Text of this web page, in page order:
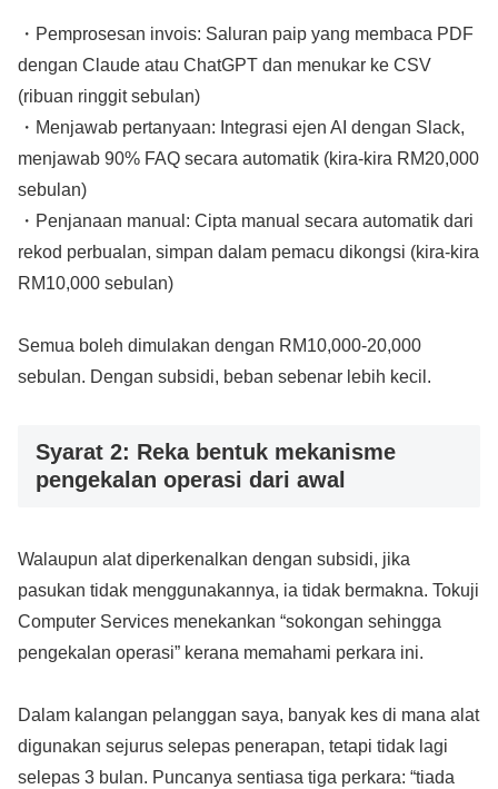
・Pemprosesan invois: Saluran paip yang membaca PDF
dengan Claude atau ChatGPT dan menukar ke CSV
(ribuan ringgit sebulan)
・Menjawab pertanyaan: Integrasi ejen AI dengan Slack,
menjawab 90% FAQ secara automatik (kira-kira RM20,000
sebulan)
・Penjanaan manual: Cipta manual secara automatik dari
rekod perbualan, simpan dalam pemacu dikongsi (kira-kira
RM10,000 sebulan)
Semua boleh dimulakan dengan RM10,000-20,000
sebulan. Dengan subsidi, beban sebenar lebih kecil.
Syarat 2: Reka bentuk mekanisme
pengekalan operasi dari awal
Walaupun alat diperkenalkan dengan subsidi, jika
pasukan tidak menggunakannya, ia tidak bermakna. Tokuji
Computer Services menekankan “sokongan sehingga
pengekalan operasi” kerana memahami perkara ini.
Dalam kalangan pelanggan saya, banyak kes di mana alat
digunakan sejurus selepas penerapan, tetapi tidak lagi
selepas 3 bulan. Puncanya sentiasa tiga perkara: “tiada